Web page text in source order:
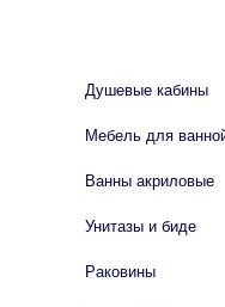
Душевые кабины
Мебель для
Ванны акриловые
Унитазы и биде
Раковины